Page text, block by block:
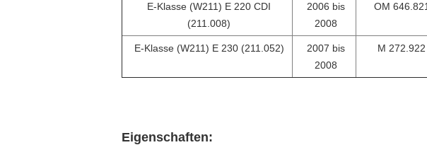
E-Klasse (W211) E 220 CDI
(211.008)
2006 bis
2008
OM 646.821
E-Klasse (W211) E 230 (211.052)
2007 bis
2008
M 272.922
Eigenschaften: